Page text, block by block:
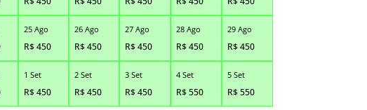
25 Ago
R$450
26 Ago
R$450
27 Ago
R$450
28 Ago
R$450
29 Ago
R$450
1 Set
R$450
2 Set
R$450
3 Set
R$450
4 Set
R$550
5 Set
R$550